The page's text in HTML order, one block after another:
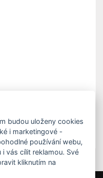
budou uloženy cookies
i marketingové -
používání webu,
vás cílit reklamou. Své
kliknutím na